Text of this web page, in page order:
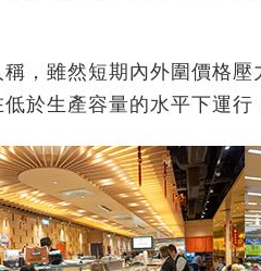
，雖然短期內外圍價格
於生產容量的水平下運行